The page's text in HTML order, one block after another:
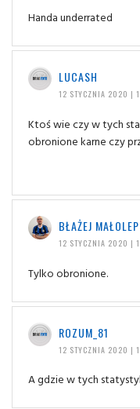
Handa underrated
LUCASH
12 STYCZNIA 2020 |
Ktoś wie czy w tych
obronione karne czy
BŁAŻEJ
12 STYCZNIA 2020 |
Tylko obronione.
ROZUM_81
12 STYCZNIA 2020 |
A gdzie w tych